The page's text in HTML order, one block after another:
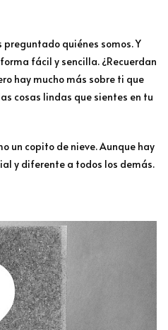
quiénes somos. Y
fácil y sencilla. ¿Recuerdan
hay mucho más sobre ti que
cosas lindas que sientes en tu
un copito de nieve. Aunque hay
y diferente a todos los demás.